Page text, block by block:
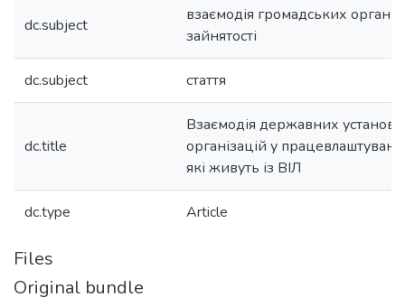
dc.subject
взаємодія громадських
зайнятості
dc.subject стаття
dc.title
Взаємодія державних установ
організацій у
які живуть із ВІЛ
dc.type Article
Files
Original bundle